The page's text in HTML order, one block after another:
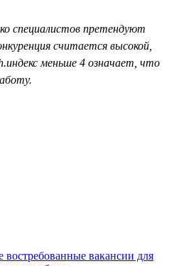
специалистов претендуют
считается высокой,
меньше 4 означает, что